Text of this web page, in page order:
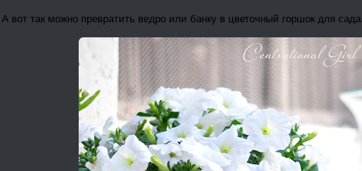
А вот так можно превратить ведро или банку в цветочный горшок для